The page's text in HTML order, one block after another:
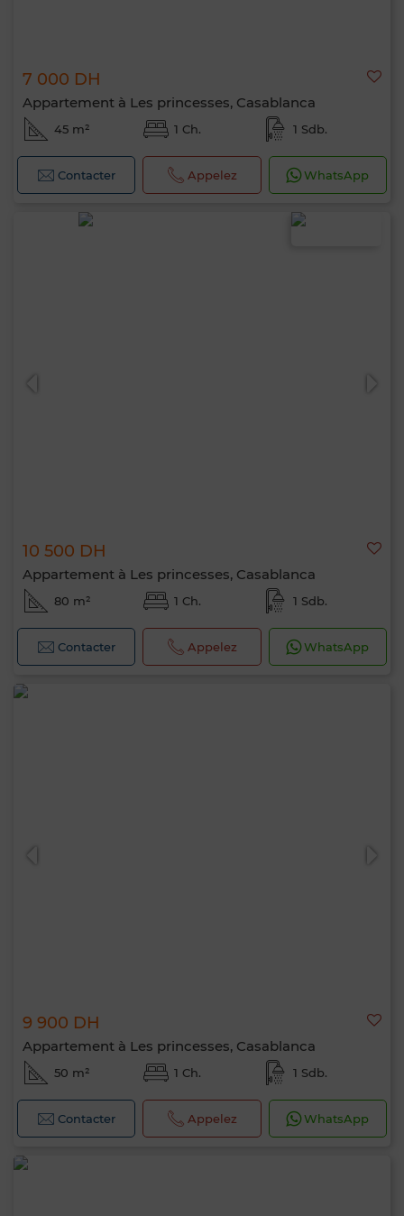
7 000 DH
Appartement à Les princesses, Casablanca
45 m² 1 Ch. 1 Sdb.
Contacter Appelez WhatsApp
10 500 DH
Appartement à Les princesses, Casablanca
80 m² 1 Ch. 1 Sdb.
Contacter Appelez WhatsApp
9 900 DH
Appartement à Les princesses, Casablanca
50 m² 1 Ch. 1 Sdb.
Contacter Appelez WhatsApp